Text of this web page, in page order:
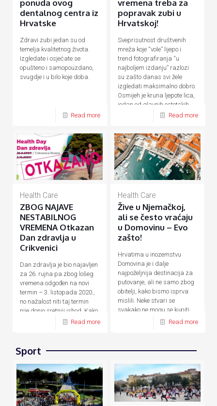
ponuda ovog
dentalnog centra iz
Hrvatske
Zdravi zubi jedan su od
temelja kvalitetnog života.
Izgledate i osjećate se
opušteno i samopouzdano,
svugdje i u bilo koje doba.
Read more
vremena treba za
popravak zubi u
Hrvatskoj!
Sveprisutnost društvenih
mreža koje “vole” lijepo i
trend fotografiranja “u
najboljem izdanju” razlozi
su zašto danas svi žele
izgledati maksimalno dobro.
Osmijeh je kruna ljepote lica,
jedan od glavnih estetskih
Read more
Health Care
ZBOG NAJAVE
NESTABILNOG
VREMENA Otkazan
Dan zdravlja u
Crikvenici
Dan zdravlja je bio najavljen
za 26. rujna pa zbog lošeg
vremena odgođen na novi
termin – 3. listopada 2020.,
no nažalost niti taj termin
nije donio sretniji ishod. Kako
Read more
Health Care
Žive u Njemačkoj,
ali se često vraćaju
u Domovinu – Evo
zašto!
Hrvatima u inozemstvu
Domovina je i dalje
najpoželjnija destinacija za
putovanje, ali ne samo zbog
obitelji, kako bismo isprva
mislili. Neke stvari se
svakako ne mogu se kupiti
Read more
Sport